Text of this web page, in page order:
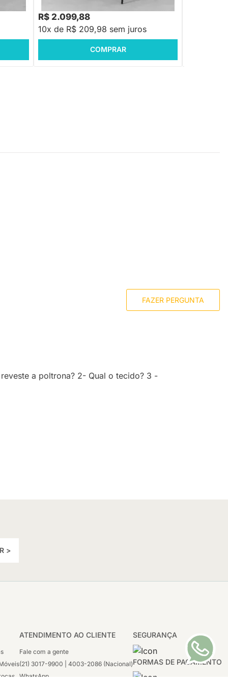
Economize R$ 608
R$ 2.099,88
10x de R$ 209,98 sem juros
COMPRAR
FAZER PERGUNTA
a poltrona? 2- Qual o tecido? 3 -
>
SEGURANÇA
FORMAS DE PAGAMENTO
ATENDIMENTO AO CLIENTE
Fale com a gente
(21) 3017-9900 | 4003-2086 (Nacional)
WhatsApp